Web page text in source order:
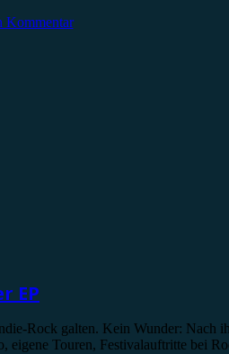
Kommentar
EP
Rock galten. Kein Wunder: Nach
Touren, Festivalauftritte bei